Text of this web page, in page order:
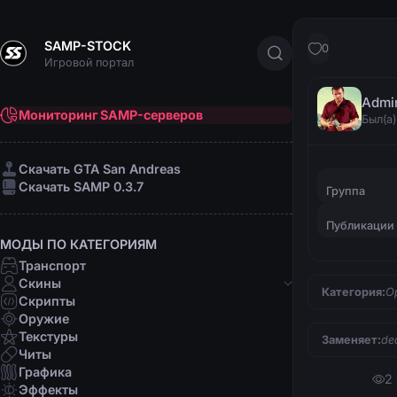
SAMP-STOCK
Игровой портал
Мониторинг SAMP-серверов
Cкачать GTA San Andreas
Cкачать SAMP 0.3.7
МОДЫ ПО КАТЕГОРИЯМ
Транспорт
Скины
Банды
Афро-американцы
Латино
Мафии
Организации
Скрипты
Оружие
Текстуры
Читы
Графика
Эффекты
0
Группа
Публикации
Категория:
Заменяет:
2